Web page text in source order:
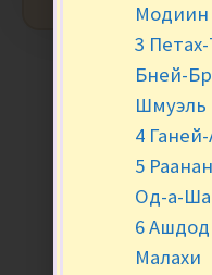
3
Бней-
Шмуэль
4
5
Од-а-
6
Малахи